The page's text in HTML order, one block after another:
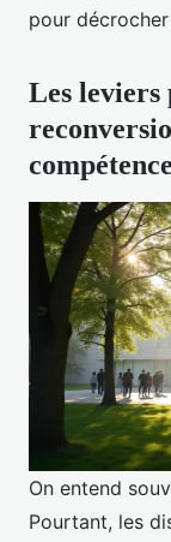
pour
Les leviers
On entend
Pourtant, les